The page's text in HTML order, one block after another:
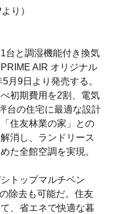
り）
台と調湿機能付き換気
AIR オリジナル
月9日より発売する。
初期費用を2割、電気
台の住宅に最適な設計
住友林業の家」との
消し、ランドリース
た全館空調を実現。
トップマルチベン
除去も可能だ。住友
、省エネで快適な暮